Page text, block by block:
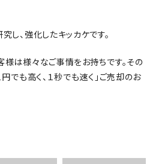
し、強化したキッカケです。
は様々なご事情をお持ちです。その
でも高く、１秒でも速く」ご売却のお